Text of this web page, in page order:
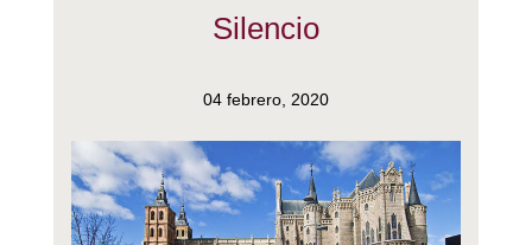
Silencio
04 febrero, 2020